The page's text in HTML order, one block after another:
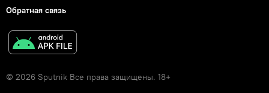
Обратная связь
© 2026 Sputnik Все права защищены. 18+